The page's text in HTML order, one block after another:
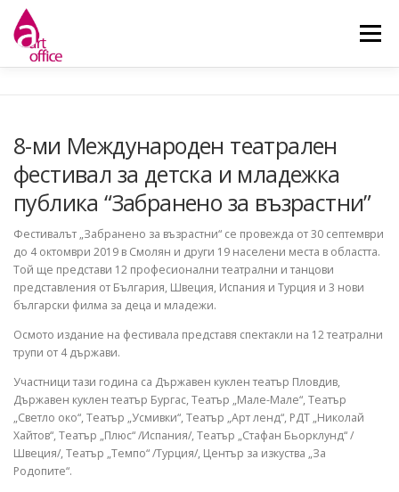
content
Menu
КОНТАКТ
8-ми Международен театрален
фестивал за детска и младежка
публика “Забранено за възрастни”
Фестивалът „Забранено за възрастни“ се провежда от 30 септември
до 4 октомври 2019 в Смолян и други 19 населени места в областта.
Той ще представи 12 професионални театрални и танцови
представления от България, Швеция, Испания и Турция и 3 нови
български филма за деца и младежи.
Осмото издание на фестивала представя спектакли на 12 театрални
трупи от 4 държави.
Участници тази година са Държавен куклен театър Пловдив,
Държавен куклен театър Бургас, Театър „Мале-Мале“, Театър
„Светло око“, Театър „Усмивки“, Театър „Арт ленд“, РДТ „Николай
Хайтов“, Театър „Плюс“ /Испания/, Театър „Стафан Бьорклунд“ /
Швеция/, Театър „Темпо“ /Турция/, Център за изкуства „За
Родопите“.